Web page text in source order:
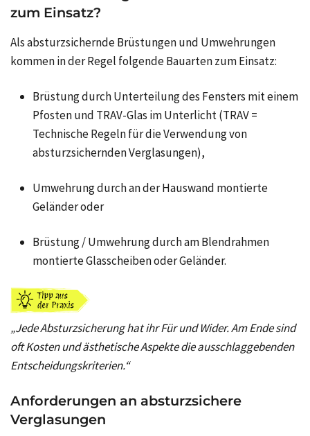
zum Einsatz?
Als absturzsichernde Brüstungen und Umwehrungen
kommen in der Regel folgende Bauarten zum Einsatz:
Brüstung durch Unterteilung des Fensters mit einem
Pfosten und TRAV-Glas im Unterlicht (TRAV =
Technische Regeln für die Verwendung von
absturzsichernden Verglasungen),
Umwehrung durch an der Hauswand montierte
Geländer oder
Brüstung / Umwehrung durch am Blendrahmen
montierte Glasscheiben oder Geländer.
„Jede Absturzsicherung hat ihr Für und Wider. Am Ende sind
oft Kosten und ästhetische Aspekte die ausschlaggebenden
Entscheidungskriterien.“
Anforderungen an absturzsichere
Verglasungen